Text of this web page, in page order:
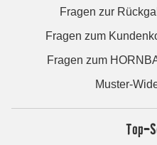
Fragen zur
Fragen zum
Fragen zum
Muster-
Top-